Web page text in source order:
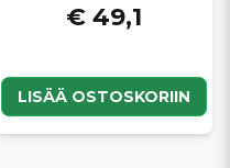
€ 49,1
LISÄÄ OSTOSKORIIN